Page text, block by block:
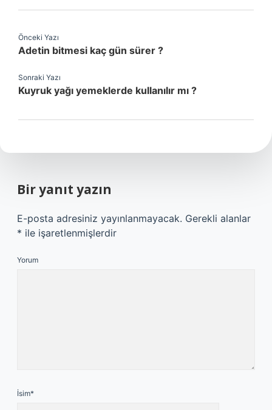
Önceki Yazı
Adetin bitmesi kaç gün sürer ?
Sonraki Yazı
Kuyruk yağı yemeklerde kullanılır mı ?
Bir yanıt yazın
E-posta adresiniz yayınlanmayacak. Gerekli alanlar
* ile işaretlenmişlerdir
Yorum
İsim*